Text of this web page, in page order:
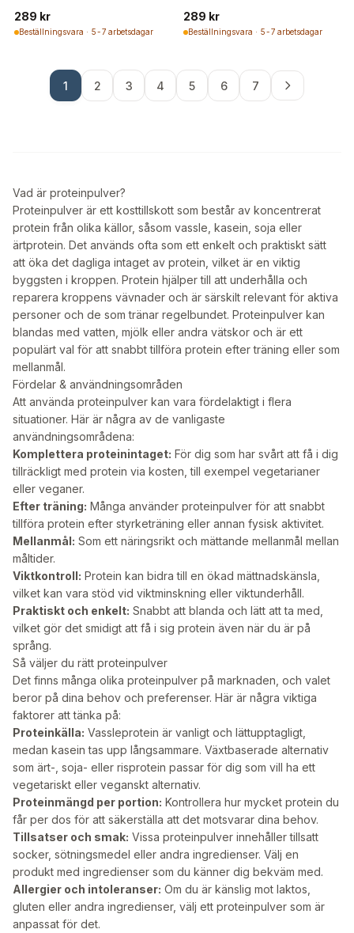
289 kr
Beställningsvara · 5-7 arbetsdagar
289 kr
Beställningsvara · 5-7 arbetsdagar
1 2 3 4 5 6 7
Vad är proteinpulver?
Proteinpulver är ett kosttillskott som består av koncentrerat
protein från olika källor, såsom vassle, kasein, soja eller
ärtprotein. Det används ofta som ett enkelt och praktiskt sätt
att öka det dagliga intaget av protein, vilket är en viktig
byggsten i kroppen. Protein hjälper till att underhålla och
reparera kroppens vävnader och är särskilt relevant för aktiva
personer och de som tränar regelbundet. Proteinpulver kan
blandas med vatten, mjölk eller andra vätskor och är ett
populärt val för att snabbt tillföra protein efter träning eller som
mellanmål.
Fördelar & användningsområden
Att använda proteinpulver kan vara fördelaktigt i flera
situationer. Här är några av de vanligaste
användningsområdena:
Komplettera proteinintaget: För dig som har svårt att få i dig
tillräckligt med protein via kosten, till exempel vegetarianer
eller veganer.
Efter träning: Många använder proteinpulver för att snabbt
tillföra protein efter styrketräning eller annan fysisk aktivitet.
Mellanmål: Som ett näringsrikt och mättande mellanmål mellan
måltider.
Viktkontroll: Protein kan bidra till en ökad mättnadskänsla,
vilket kan vara stöd vid viktminskning eller viktunderhåll.
Praktiskt och enkelt: Snabbt att blanda och lätt att ta med,
vilket gör det smidigt att få i sig protein även när du är på
språng.
Så väljer du rätt proteinpulver
Det finns många olika proteinpulver på marknaden, och valet
beror på dina behov och preferenser. Här är några viktiga
faktorer att tänka på:
Proteinkälla: Vassleprotein är vanligt och lättupptagligt,
medan kasein tas upp långsammare. Växtbaserade alternativ
som ärt-, soja- eller risprotein passar för dig som vill ha ett
vegetariskt eller veganskt alternativ.
Proteinmängd per portion: Kontrollera hur mycket protein du
får per dos för att säkerställa att det motsvarar dina behov.
Tillsatser och smak: Vissa proteinpulver innehåller tillsatt
socker, sötningsmedel eller andra ingredienser. Välj en
produkt med ingredienser som du känner dig bekväm med.
Allergier och intoleranser: Om du är känslig mot laktos,
gluten eller andra ingredienser, välj ett proteinpulver som är
anpassat för det.